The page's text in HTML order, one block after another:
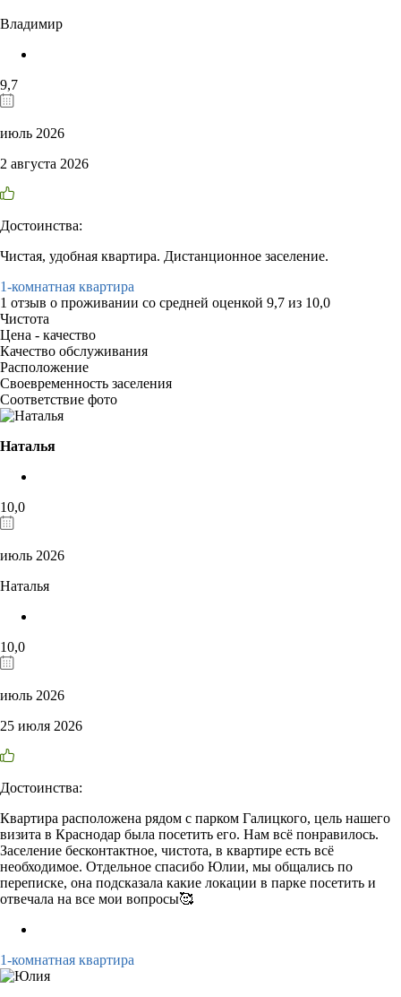
Владимир
9,7
июль 2026
2 августа 2026
Достоинства:
Чистая, удобная квартира. Дистанционное заселение.
1-комнатная квартира
1 отзыв о проживании со средней оценкой 9,7 из 10,0
Чистота
Цена - качество
Качество обслуживания
Расположение
Своевременность заселения
Соответствие фото
Наталья
10,0
июль 2026
Наталья
10,0
июль 2026
25 июля 2026
Достоинства:
Квартира расположена рядом с парком Галицкого, цель нашего
визита в Краснодар была посетить его. Нам всё понравилось.
Заселение бесконтактное, чистота, в квартире есть всё
необходимое. Отдельное спасибо Юлии, мы общались по
переписке, она подсказала какие локации в парке посетить и
отвечала на все мои вопросы🥰
1-комнатная квартира